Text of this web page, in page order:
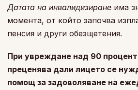
Датата на инвалидизиране има
момента, от който започва
пенсия и други обезщетения.
При увреждане над 90
преценява дали лицето се
помощ за задоволяване на